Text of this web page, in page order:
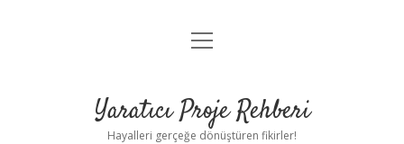
Anasayfa
Yasal Uyarı
menüyü
Yaratıcı Proje Rehberi
Hayalleri gerçeğe dönüştüren fikirler!